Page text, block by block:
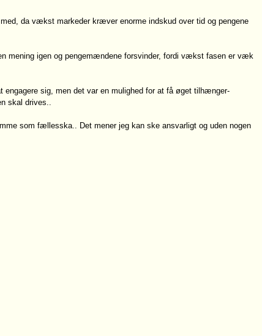
da vækst markeder kræver enorme indskud over tid og pengene
mening igen og pengemændene forsvinder, fordi vækst fasen er væk
sig, men det var en mulighed for at få øget tilhænger-
skal drives..
som fællesska.. Det mener jeg kan ske ansvarligt og uden nogen